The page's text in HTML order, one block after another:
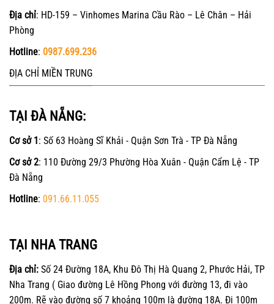
Địa chỉ: HD-159 – Vinhomes Marina Cầu Rào – Lê Chân – Hải
Phòng
Hotline: 0987.699.236
ĐỊA CHỈ MIỀN TRUNG
TẠI ĐÀ NẴNG:
Cơ sở 1 : Số 63 Hoàng Sĩ Khải - Quận Sơn Trà - TP Đà Nẵng
Cơ sở 2: 110 Đường 29/3 Phường Hòa Xuân - Quận Cẩm Lệ - TP
Đà Nẵng
Hotline: 091.66.11.055
TẠI NHA TRANG
Địa chỉ: Số 24 Đường 18A, Khu Đô Thị Hà Quang 2, Phước Hải, TP
Nha Trang ( Giao đường Lê Hồng Phong với đường 13, đi vào
200m. Rẽ vào đường số 7 khoảng 100m là đường 18A. Đi 100m